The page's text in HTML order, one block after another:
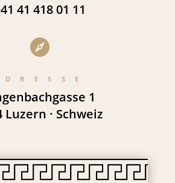
41 418 01 11

1
Luzern · Schweiz